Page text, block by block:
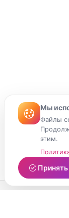
Мы
Файлы
этим.
Принять